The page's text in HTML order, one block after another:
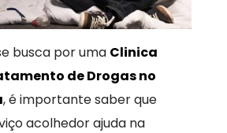
busca por uma Clinica
de Drogas no
, é importante saber que
acolhedor ajuda na